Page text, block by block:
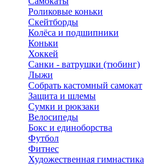
Роликовые коньки
Скейтборды
Колёса и подшипники
Коньки
Хоккей
Санки - ватрушки (тюбинг)
Лыжи
Собрать кастомный самокат
Защита и шлемы
Сумки и рюкзаки
Велосипеды
Бокс и единоборства
Футбол
Фитнес
Художественная гимнастика